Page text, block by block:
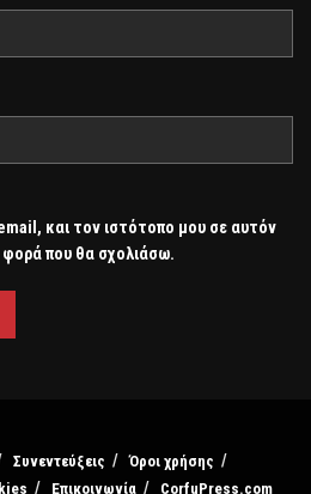
και τον ιστότοπο μου σε αυτόν
φορά που θα σχολιάσω.
Συνεντεύξεις
Όροι χρήσης
Επικοινωνία CorfuPress.com